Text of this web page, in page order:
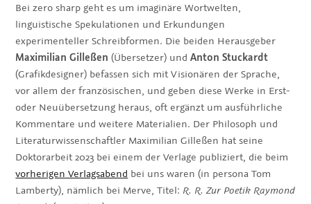
Bei zero sharp geht es um imaginäre Wortwelten,
linguistische Spekulationen und Erkundungen
experimenteller Schreibformen. Die beiden Herausgeber
Maximilian Gilleßen(Übersetzer) undAnton Stuckardt
(Grafikdesigner) befassen sich mit Visionären der Sprache,
vor allem der französischen, und geben diese Werke in Erst-
oder Neuübersetzung heraus, oft ergänzt um ausführliche
Kommentare und weitere Materialien. Der Philosoph und
Literaturwissenschaftler Maximilian Gilleßen hat seine
Doktorarbeit 2023 bei einem der Verlage publiziert, die beim
vorherigen Verlagsabend bei uns waren (in persona Tom
Lamberty), nämlich bei Merve, Titel: R. R. Zur Poetik Raymond